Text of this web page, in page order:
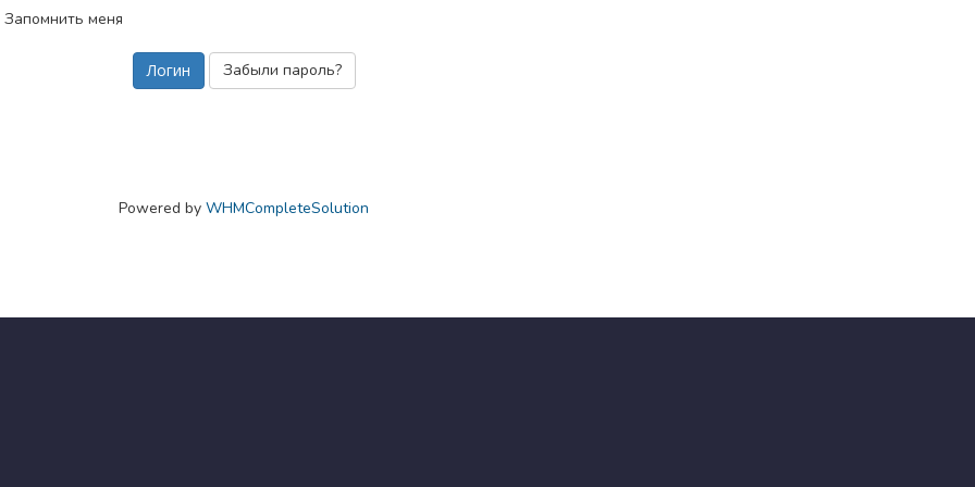
Запомнить меня
Забыли пароль?
Powered by WHMCompleteSolution